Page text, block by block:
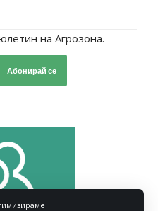
на Агрозона.
Абонирай се